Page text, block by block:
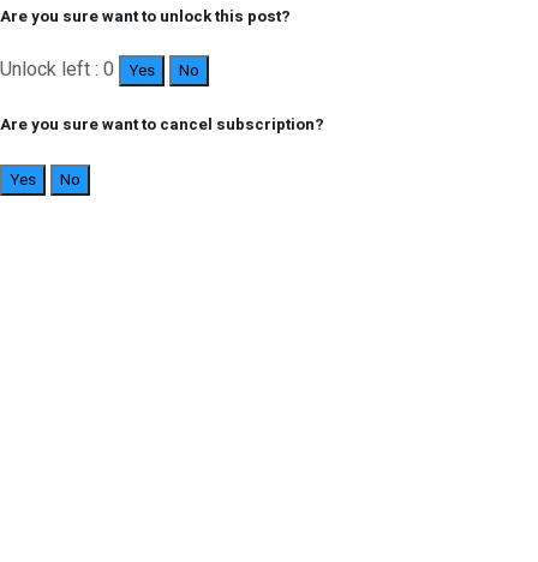
Are you sure want to unlock this post?
Unlock left : 0 Yes No
Are you sure want to cancel subscription?
Yes No